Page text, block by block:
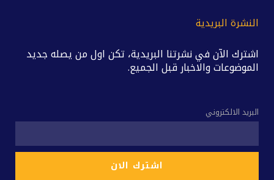
النشرة البريدية
اشترك الآن في نشرتنا البريدية، تكن اول من يصله جديد
الموضوعات والاخبار قبل الجميع.
البريد الالكتروني